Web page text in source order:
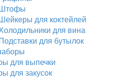
для коктейлей
для вина
для бутылок
для выпечки
для закусок